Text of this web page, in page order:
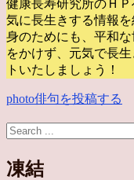
健康長寿研究所のＨ
気に長生きする情報を
身のためにも、平和
をかけず、元気で長
トいたしましょう！
photo俳句を投稿する
凍結